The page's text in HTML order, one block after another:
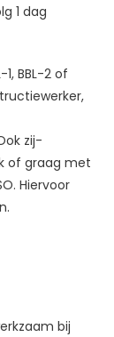
1 dag
BBL-2 of
zij-
of graag met
Hiervoor
bij